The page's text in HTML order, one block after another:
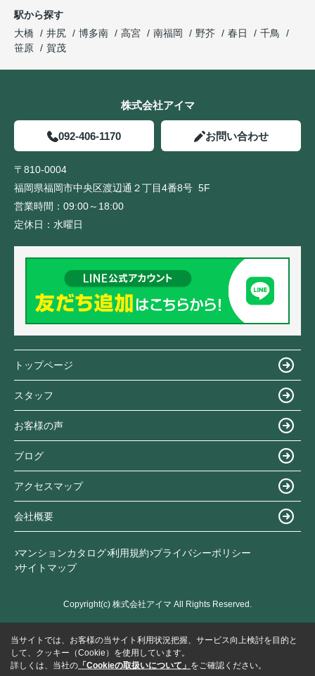
駅から探す
大橋
井尻 博多南 高宮 南福岡 野芥 春日
千鳥
笹原
賀茂
株式会社アイマ
092-406-1170 お問い合わせ
〒810-0004
福岡県福岡市中央区渡辺通２丁目4番8号 5F
営業時間： 09:00～18:00
定休日： 水曜日
トップページ
スタッフ
お客様の声
ブログ
アクセスマップ
会社概要
マンションカタログ 利用規約 プライバシーポリシー
サイトマップ
Copyright(c) 株式会社アイマ All Rights Reserved.
当サイトでは、お客様の当サイト利用状況把握、サービス向上検討を目的と
して、クッキー（Cookie）を使用しています。
詳しくは、当社の 「Cookieの取扱いについて」 をご確認ください。